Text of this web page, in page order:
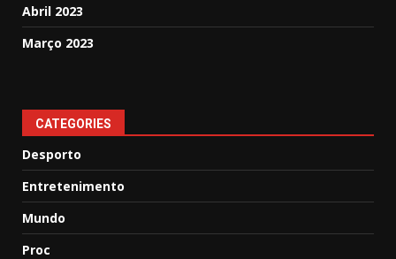
Abril 2023
Março 2023
CATEGORIES
Desporto
Entretenimento
Mundo
Proc